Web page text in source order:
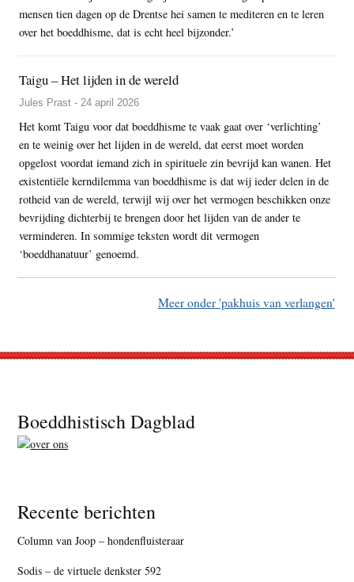
mensen tien dagen op de Drentse hei samen te mediteren en te leren
over het boeddhisme, dat is echt heel bijzonder.’
Taigu – Het lijden in de wereld
Jules Prast - 24 april 2026
Het komt Taigu voor dat boeddhisme te vaak gaat over ‘verlichting’
en te weinig over het lijden in de wereld, dat eerst moet worden
opgelost voordat iemand zich in spirituele zin bevrijd kan wanen. Het
existentiële kerndilemma van boeddhisme is dat wij ieder delen in de
rotheid van de wereld, terwijl wij over het vermogen beschikken onze
bevrijding dichterbij te brengen door het lijden van de ander te
verminderen. In sommige teksten wordt dit vermogen
‘boeddhanatuur’ genoemd.
Meer onder 'pakhuis van verlangen'
Footer
Boeddhistisch Dagblad
Recente berichten
Column van Joop – hondenfluisteraar
Sodis – de virtuele denkster 592